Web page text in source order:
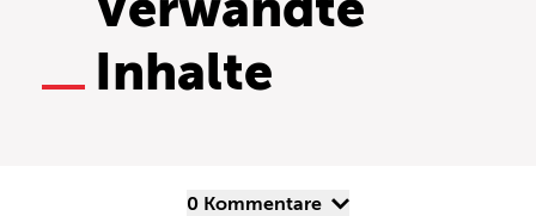
Inhalte
0 Kommentare